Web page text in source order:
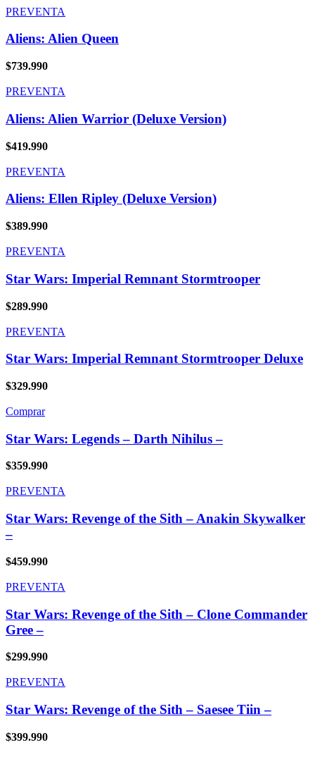
PREVENTA
Aliens: Alien Queen
$739.990
PREVENTA
Aliens: Alien Warrior (Deluxe Version)
$419.990
PREVENTA
Aliens: Ellen Ripley (Deluxe Version)
$389.990
PREVENTA
Star Wars: Imperial Remnant Stormtrooper
$289.990
PREVENTA
Star Wars: Imperial Remnant Stormtrooper Deluxe
$329.990
Comprar
Star Wars: Legends – Darth Nihilus –
$359.990
PREVENTA
Star Wars: Revenge of the Sith – Anakin Skywalker
–
$459.990
PREVENTA
Star Wars: Revenge of the Sith – Clone Commander
Gree –
$299.990
PREVENTA
Star Wars: Revenge of the Sith – Saesee Tiin –
$399.990